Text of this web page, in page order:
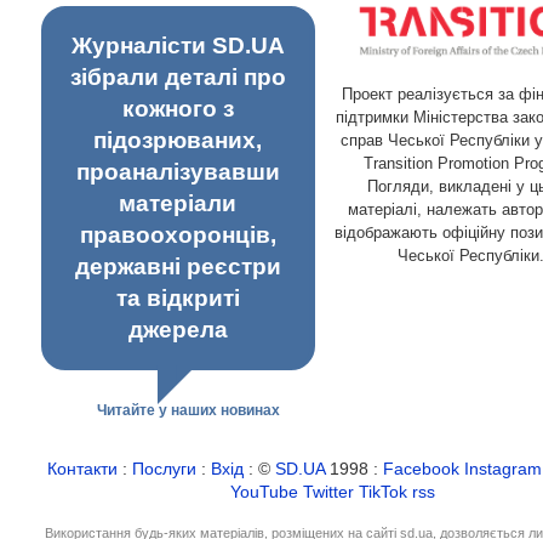
Журналісти SD.UA
зібрали деталі про
кожного з
підозрюваних,
проаналізувавши
матеріали
правоохоронців,
державні реєстри
та відкриті
джерела
Читайте у наших новинах
Проект реалізується за
підтримки Міністерства
справ Чеської Республіки
Transition Promotion
Погляди, викладені у
матеріалі, належать
відображають офіційну
Чеської Республіки.
Контакти : Послуги : Вхід : ©SD.UA1998 : Facebook Instagram
YouTube Twitter TikTok rss
Використання будь-яких матеріалів, розміщених на сайті sd.ua, дозволяється